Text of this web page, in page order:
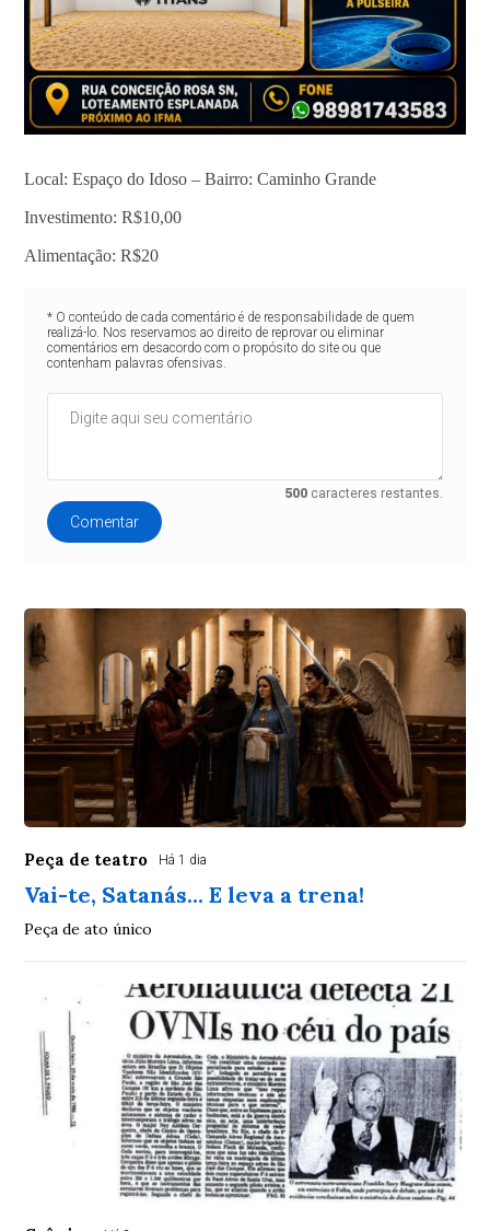
Local: Espaço do Idoso – Bairro: Caminho Grande
Investimento: R$10,00
Alimentação: R$20
* O conteúdo de cada comentário é de responsabilidade de quem
realizá-lo. Nos reservamos ao direito de reprovar ou eliminar
comentários em desacordo com o propósito do site ou que
contenham palavras ofensivas.
500 caracteres restantes.
Comentar
Peça de teatro Há 1 dia
Vai-te, Satanás... E leva a trena!
Peça de ato único